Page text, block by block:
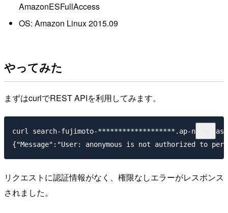
AmazonESFullAccess
OS: Amazon Linux 2015.09
やってみた
まずはcurlでREST APIを利用してみます。
curl search-fujimoto-*******************.ap-northeast-
リクエストに認証情報がなく、権限なしエラーがレスポンス
されました。